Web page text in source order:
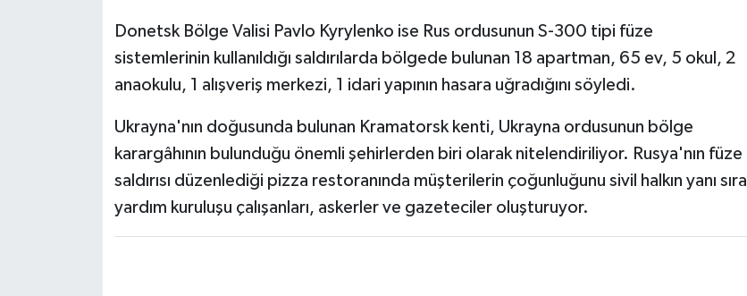
Donetsk Bölge Valisi Pavlo Kyrylenko ise Rus ordusunun S-300 tipi füze
sistemlerinin kullanıldığı saldırılarda bölgede bulunan 18 apartman, 65 ev, 5 okul, 2
anaokulu, 1 alışveriş merkezi, 1 idari yapının hasara uğradığını söyledi.
Ukrayna'nın doğusunda bulunan Kramatorsk kenti, Ukrayna ordusunun bölge
karargâhının bulunduğu önemli şehirlerden biri olarak nitelendiriliyor. Rusya'nın füze
saldırısı düzenlediği pizza restoranında müşterilerin çoğunluğunu sivil halkın yanı sıra
yardım kuruluşu çalışanları, askerler ve gazeteciler oluşturuyor.